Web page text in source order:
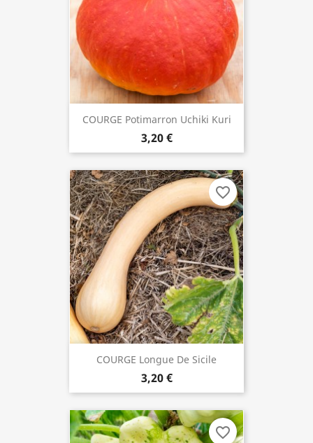
COURGE Potimarron Uchiki Kuri
3,20 €
COURGE Longue De Sicile
3,20 €
favorite_border
favorite_border